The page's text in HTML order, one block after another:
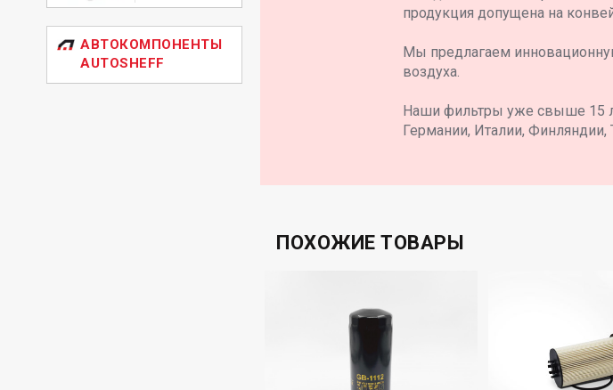
АВТОКОМПОНЕНТЫ
AUTOSHEFF
продукция допущена на
Мы предлагаем
воздуха.
Наши фильтры уже свыше 15
Германии, Италии, Финляндии,
ПОХОЖИЕ ТОВАРЫ